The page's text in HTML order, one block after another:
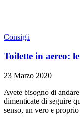
Consigli
Toilette in aereo:
23 Marzo 2020
Avete bisogno di
dimenticate di seguire
senso, un vero e proprio